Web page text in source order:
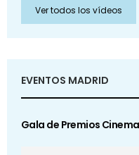
Ver todos los vídeos
EVENTOS MADRID
Gala de Premios